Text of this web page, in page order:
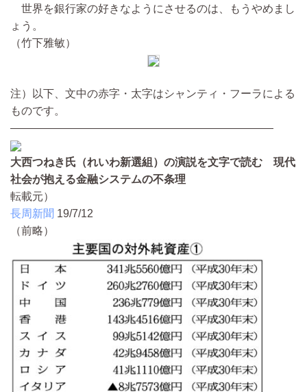
世界を銀行家の好きなようにさせるのは、もうやめまし
ょう。
（竹下雅敏）
注）以下、文中の赤字・太字はシャンティ・フーラによる
ものです。
————————————————————————
大西つねき氏（れいわ新選組）の演説を文字で読む 現代
社会が抱える金融システムの不条理
転載元）
長周新聞 19/7/12
（前略）